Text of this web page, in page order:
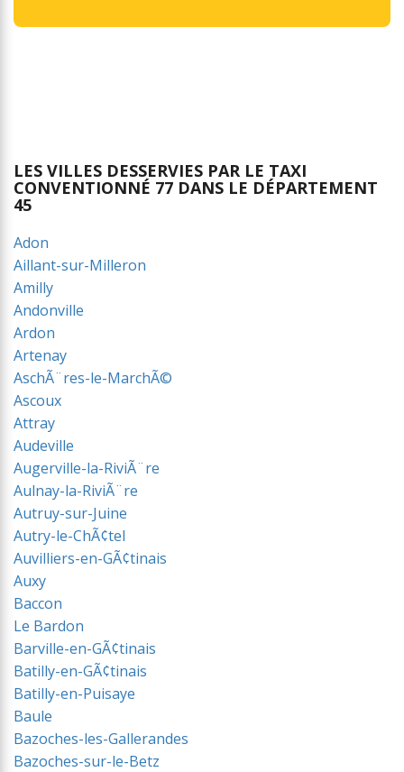
LES VILLES DESSERVIES PAR LE TAXI
CONVENTIONNÉ 77 DANS LE DÉPARTEMENT
45
Adon
Aillant-sur-Milleron
Amilly
Andonville
Ardon
Artenay
AschÃ¨res-le-MarchÃ©
Ascoux
Attray
Audeville
Augerville-la-RiviÃ¨re
Aulnay-la-RiviÃ¨re
Autruy-sur-Juine
Autry-le-ChÃ¢tel
Auvilliers-en-GÃ¢tinais
Auxy
Baccon
Le Bardon
Barville-en-GÃ¢tinais
Batilly-en-GÃ¢tinais
Batilly-en-Puisaye
Baule
Bazoches-les-Gallerandes
Bazoches-sur-le-Betz